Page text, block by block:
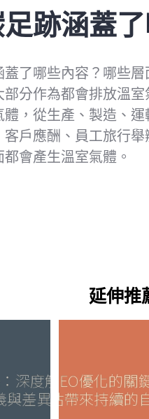
跡涵蓋
蓋了哪些內容？哪些
分作為都會排放溫
體，從生產、製造、
戶應酬、員工旅行
會產生溫室氣體。
延伸推